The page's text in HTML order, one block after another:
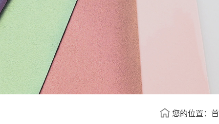
您的位置：